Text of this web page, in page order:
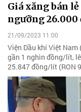
Giá xăng bán
ngưỡng
21/09/2023 11:00
Viện Dầu khí Việt
gần 1 nghìn đồng/lít,
25.847 đồng/lít (RON